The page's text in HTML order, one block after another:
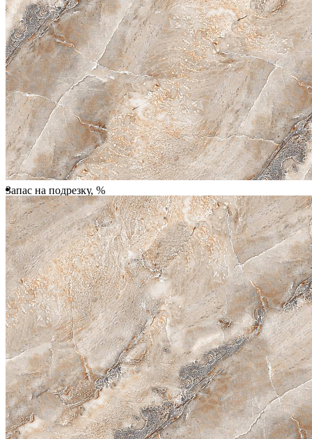
60 cм x 60 cм
1 упаковка = 1.44 м2 = 4 шт.
Площадь поверхности, м2
Количество упаковок
Запас на подрезку, %
Почему метраж округляется в большую сторону? Плитка продается поштучно
(покомплектно), поэтому происходит округление метража плитки.
Всего:
2 592.00 ₽
Купить
Купить в 1 клик
Характеристики
Инструкции по монтажу